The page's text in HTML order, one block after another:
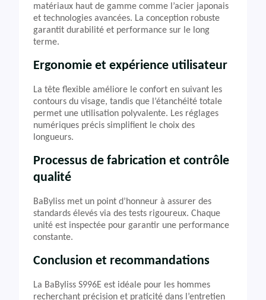
matériaux haut de gamme comme l’acier japonais
et technologies avancées. La conception robuste
garantit durabilité et performance sur le long
terme.
Ergonomie et expérience utilisateur
La tête flexible améliore le confort en suivant les
contours du visage, tandis que l’étanchéité totale
permet une utilisation polyvalente. Les réglages
numériques précis simplifient le choix des
longueurs.
Processus de fabrication et contrôle
qualité
BaByliss met un point d’honneur à assurer des
standards élevés via des tests rigoureux. Chaque
unité est inspectée pour garantir une performance
constante.
Conclusion et recommandations
La BaByliss S996E est idéale pour les hommes
recherchant précision et praticité dans l’entretien